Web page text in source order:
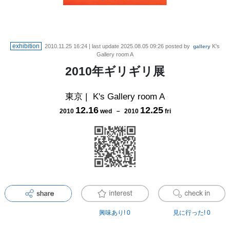
exhibition 2010.11.25 16:24 | last update 2025.08.05 09:26 posted by gallery K's
Gallery room A
2010年ギリギリ展
東京 | K's Gallery room A
2010 12.16 wed － 2010 12.25 fri
興味あり! 0 見に行った! 0